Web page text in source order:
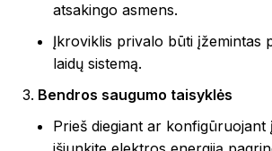
atsakingo asmens.
Įkroviklis privalo būti įžemintas
laidų sistemą.
Bendros saugumo taisyklės
Prieš diegiant ar konfigūruojant